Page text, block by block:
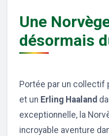
Une
désormais
Portée par un collectif
et un Erling Haaland
exceptionnelle, la
incroyable aventure